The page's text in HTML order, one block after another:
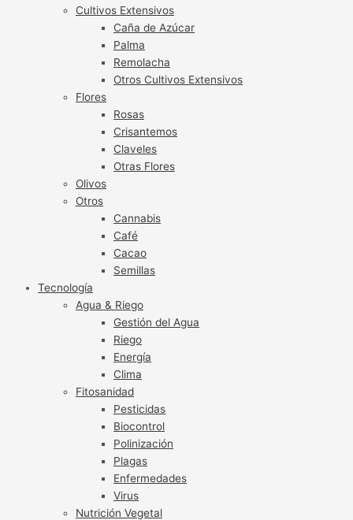
Cultivos Extensivos
Caña de Azúcar
Palma
Remolacha
Otros Cultivos Extensivos
Flores
Rosas
Crisantemos
Claveles
Otras Flores
Olivos
Otros
Cannabis
Café
Cacao
Semillas
Tecnología
Agua & Riego
Gestión del Agua
Riego
Energía
Clima
Fitosanidad
Pesticidas
Biocontrol
Polinización
Plagas
Enfermedades
Virus
Nutrición Vegetal